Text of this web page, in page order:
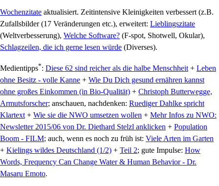
Wochenzitate aktualisiert. Zeitintensive Kleinigkeiten verbessert (z.B.
Zufallsbilder (17 Veränderungen etc.), erweitert: Lieblingszitate
(Weltverbesserung), Welche Software? (F-spot, Shotwell, Okular),
Schlagzeilen, die ich gerne lesen würde (Diverses).
Medientipps*: Diese 62 sind reicher als die halbe Menschheit + Leben
ohne Besitz - volle Kanne + Wie Du Dich gesund ernähren kannst
ohne großes Einkommen (in Bio-Qualität) + Christoph Butterwegge,
Armutsforscher; anschauen, nachdenken: Ruediger Dahlke spricht
Klartext + Wie sie die NWO umsetzen wollen + Mehr Infos zu NWO:
Newsletter 2015/06 von Dr. Diethard Stelzl anklicken + Population
Boom - FILM; auch, wenn es noch zu früh ist: Viele Arten im Garten
+ Kielings wildes Deutschland (1/2) + Teil 2; gute Impulse: How
Words, Frequency Can Change Water & Human Behavior - Dr.
Masaru Emoto.